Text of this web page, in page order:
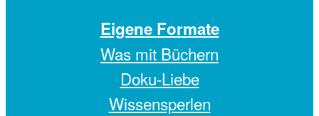
Eigene Formate
Was mit Büchern
Doku-Liebe
Wissensperlen